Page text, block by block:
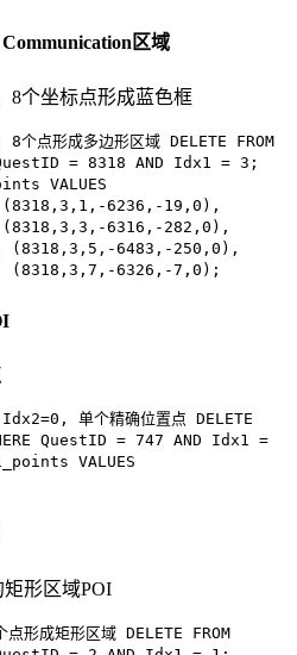
区域
8个坐标点形成蓝色框
点形成多边形区域 DELETE FROM
= 8318 AND Idx1 = 3 ;
VALUES
8318 , 3 , 1 , -6236 , -19 , 0 ),
8318 , 3 , 3 , -6316 , -282 , 0 ),
(8318 , 3 , 5 , -6483 , -250 , 0 ),
(8318 , 3 , 7 , -6326 , -7 , 0 );
单个精确位置点 DELETE
QuestID = 747 AND Idx1 =
VALUES
矩形区域POI
形成矩形区域 DELETE FROM